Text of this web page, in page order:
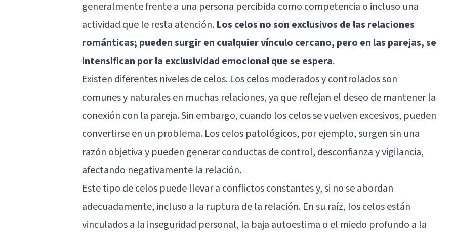
generalmente frente a una persona percibida como competencia o incluso una
actividad que le resta atención. Los celos no son exclusivos de las relaciones
románticas; pueden surgir en cualquier vínculo cercano, pero en las parejas, se
intensifican por la exclusividad emocional que se espera.
Existen diferentes niveles de celos. Los celos moderados y controlados son
comunes y naturales en muchas relaciones, ya que reflejan el deseo de mantener la
conexión con la pareja. Sin embargo, cuando los celos se vuelven excesivos, pueden
convertirse en un problema. Los celos patológicos, por ejemplo, surgen sin una
razón objetiva y pueden generar conductas de control, desconfianza y vigilancia,
afectando negativamente la relación.
Este tipo de celos puede llevar a conflictos constantes y, si no se abordan
adecuadamente, incluso a la ruptura de la relación. En su raíz, los celos están
vinculados a la inseguridad personal, la baja autoestima o el miedo profundo a la